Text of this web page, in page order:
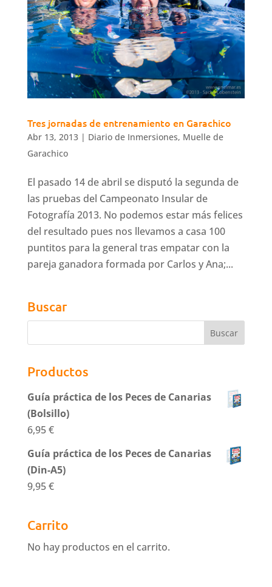
Tres jornadas de entrenamiento en Garachico
Abr 13, 2013| Diario de Inmersiones, Muelle de
Garachico
El pasado 14 de abril se disputó la segunda de
las pruebas del Campeonato Insular de
Fotografía 2013. No podemos estar más felices
del resultado pues nos llevamos a casa 100
puntitos para la general tras empatar con la
pareja ganadora formada por Carlos y Ana;...
Buscar
Productos
Guía práctica de los Peces de Canarias
(Bolsillo)
6,95€
Guía práctica de los Peces de Canarias
(Din-A5)
9,95€
Carrito
No hay productos en el carrito.